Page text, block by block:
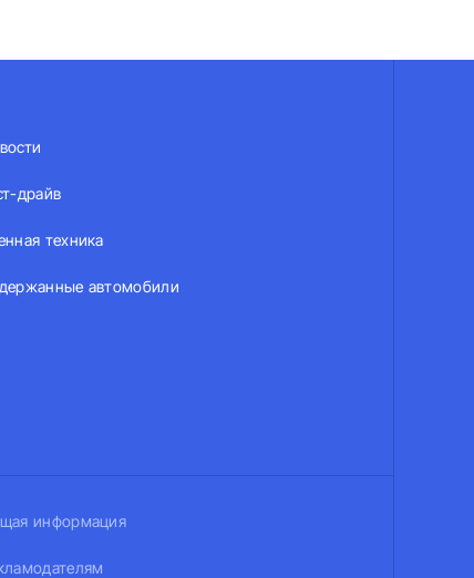
драйв
техника
автомобили
информация